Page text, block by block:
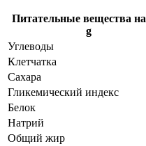
Питательные вещества на
g
Углеводы
Клетчатка
Сахара
Гликемический индекс
Белок
Натрий
Общий жир